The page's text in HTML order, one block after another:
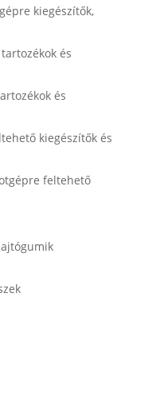
kiegészítők,
és
és
kiegészítők és
feltehető